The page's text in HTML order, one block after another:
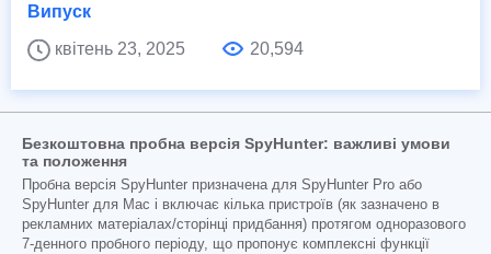
Випуск
квітень 23, 2025
20,594
Безкоштовна пробна версія SpyHunter: важливі умови
та положення
Пробна версія SpyHunter призначена для SpyHunter Pro або
SpyHunter для Mac і включає кілька пристроїв (як зазначено в
рекламних матеріалах/сторінці придбання) протягом одноразового
7-денного пробного періоду, що пропонує комплексні функції